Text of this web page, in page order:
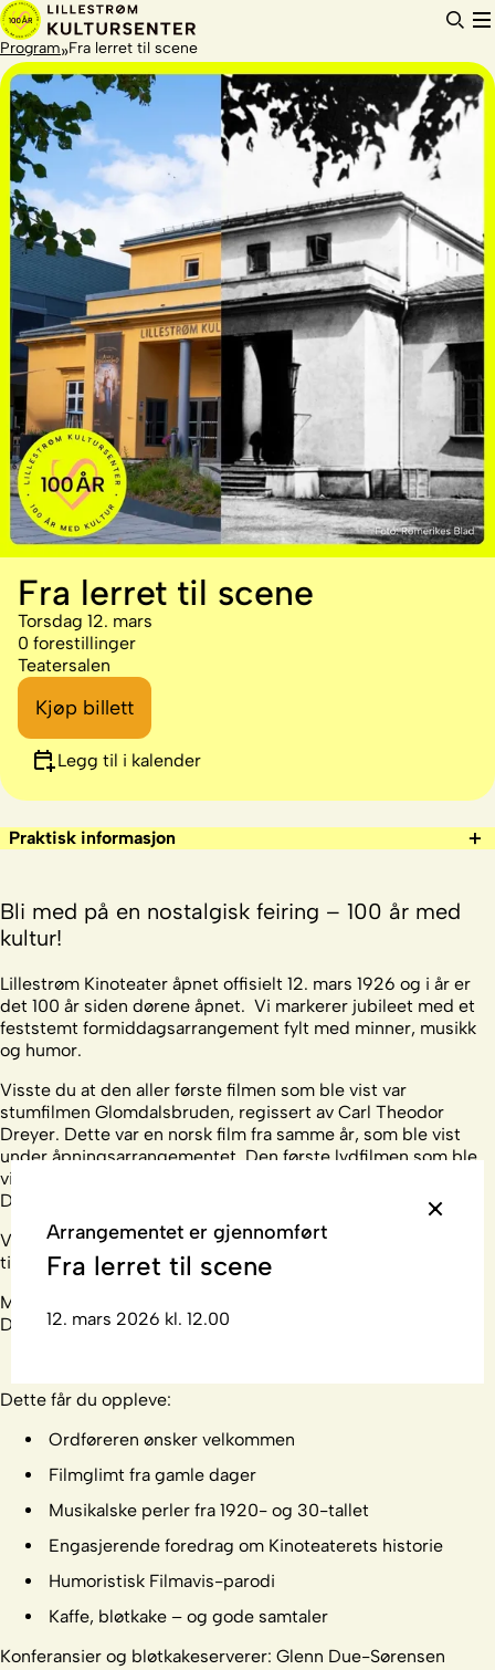
Hopp
til
innhold
Program»Fra lerret til scene
Fra lerret til scene
Torsdag 12. mars
0 forestillinger
Teatersalen
Kjøp billett
Legg til i kalender
Praktisk informasjon
Bli med på en nostalgisk feiring – 100 år med
kultur!
Lillestrøm Kinoteater åpnet offisielt 12. mars 1926 og i år er
det 100 år siden dørene åpnet. Vi markerer jubileet med et
feststemt formiddagsarrangement fylt med minner, musikk
og humor.
Visste du at den aller første filmen som ble vist var
stumfilmen Glomdalsbruden, regissert av Carl Theodor
Dreyer. Dette var en norsk film fra samme år, som ble vist
under åpningsarrangementet. Den første lydfilmen som ble
vist på kinoen kom i
Daniels i hovedrollen.
Vi lover en varm og underholdende time som tar deg tilbake
til LillestrømKinoteaters gullalder!
Musikalsk innslag ved Petter S. Kragstad og Silje
Dahl
Dette får du oppleve:
Ordføreren ønsker velkommen
Filmglimt fra gamle dager
Musikalske perler fra 1920- og 30-tallet
Engasjerende foredrag om Kinoteaterets historie
Humoristisk Filmavis-parodi
Kaffe, bløtkake – og gode samtaler
Konferansier og bløtkakeserverer: Glenn Due-Sørensen
Arrangementet er gjennomført
Fra lerret til scene
12. mars 2026 kl. 12.00